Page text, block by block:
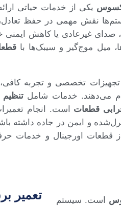
یکی از خدمات حیاتی
نقش مهمی در حفظ تعادل،
صدای غیرعادی یا کاهش ایمنی
میل موج‌گیر و سیبک‌ها با
تخصصی و تجربه
می‌دهند. خدمات شامل
قطعات است. انجام
و ایمن در جاده داشته
قطعات اورجینال و خدمات
تعمیر
است. سیستم